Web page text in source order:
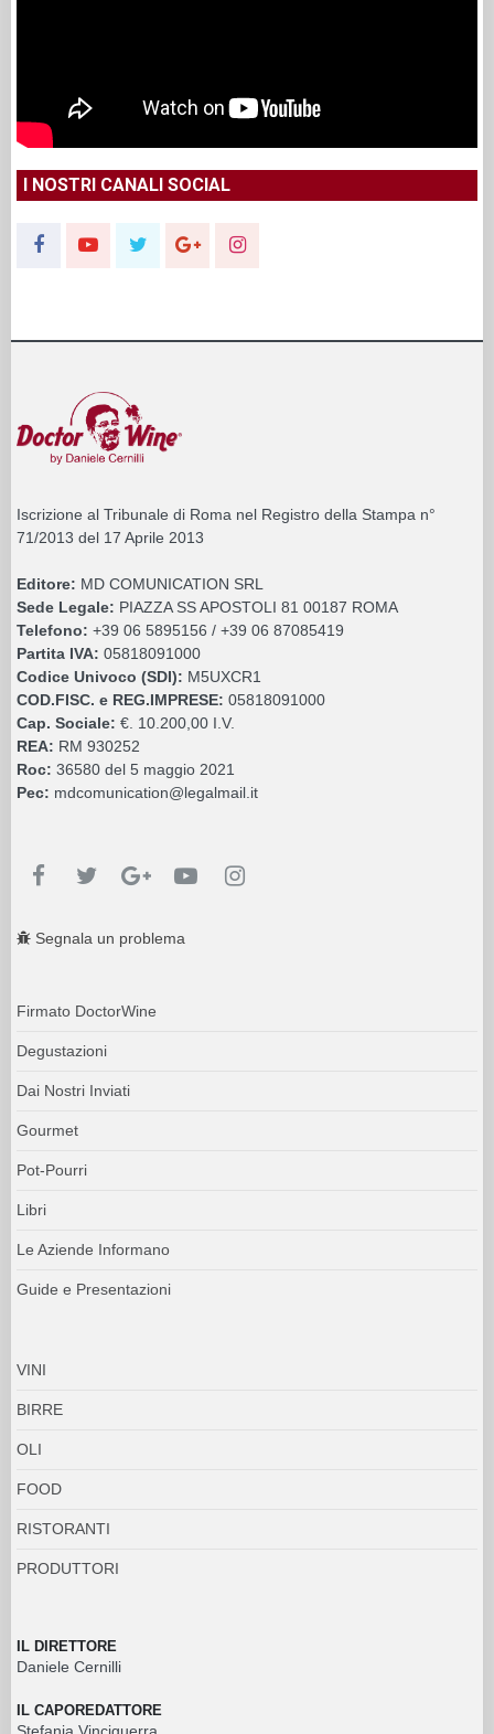
I NOSTRI CANALI SOCIAL
Iscrizione al Tribunale di Roma nel Registro della Stampa n°
71/2013 del 17 Aprile 2013
Editore: MD COMUNICATION SRL
Sede Legale: PIAZZA SS APOSTOLI 81 00187 ROMA
Telefono: +39 06 5895156 / +39 06 87085419
Partita IVA: 05818091000
Codice Univoco (SDI): M5UXCR1
COD.FISC. e REG.IMPRESE: 05818091000
Cap. Sociale: €. 10.200,00 I.V.
REA: RM 930252
Roc: 36580 del 5 maggio 2021
Pec: mdcomunication@legalmail.it
Segnala un problema
Firmato DoctorWine
Degustazioni
Dai Nostri Inviati
Gourmet
Pot-Pourri
Libri
Le Aziende Informano
Guide e Presentazioni
VINI
BIRRE
OLI
FOOD
RISTORANTI
PRODUTTORI
IL DIRETTORE
Daniele Cernilli
IL CAPOREDATTORE
Stefania Vinciguerra